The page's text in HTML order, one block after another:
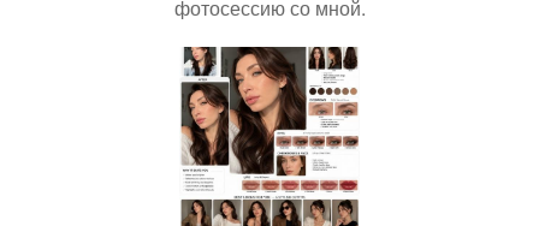
фотосессию со мной.